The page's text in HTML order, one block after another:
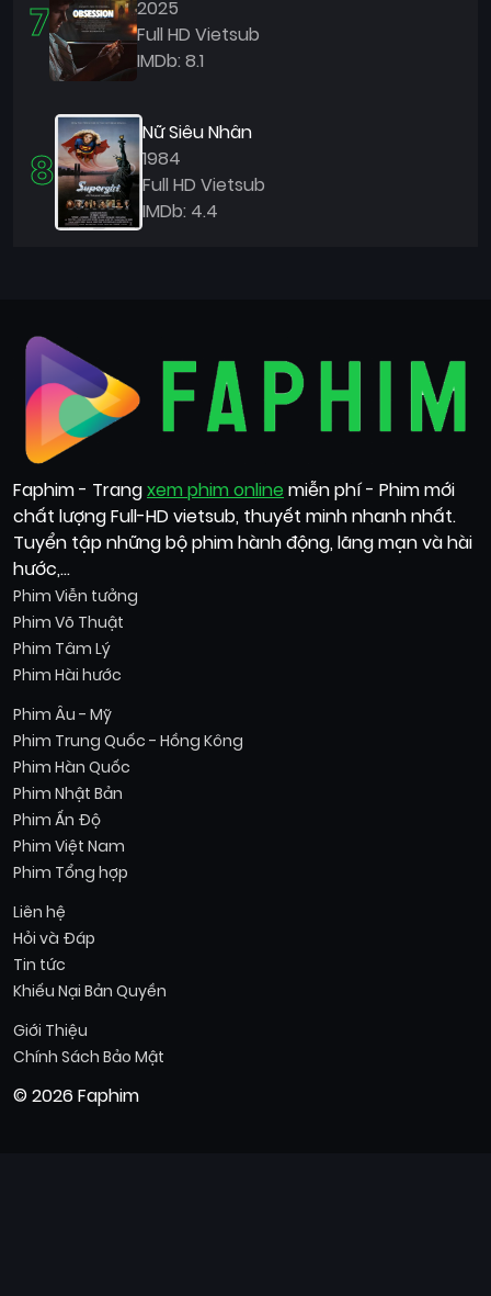
7
2025
Full HD Vietsub
IMDb: 8.1
8
Nữ Siêu Nhân
1984
Full HD Vietsub
IMDb: 4.4
Faphim - Trangxem phim online miễn phí - Phim mới
chất lượng Full-HD vietsub, thuyết minh nhanh nhất.
Tuyển tập những bộ phim hành động, lãng mạn và hài
hước,...
Phim Viễn tưởng
Phim Võ Thuật
Phim Tâm Lý
Phim Hài hước
Phim Âu - Mỹ
Phim Trung Quốc - Hồng Kông
Phim Hàn Quốc
Phim Nhật Bản
Phim Ấn Độ
Phim Việt Nam
Phim Tổng hợp
Liên hệ
Hỏi và Đáp
Tin tức
Khiếu Nại Bản Quyền
Giới Thiệu
Chính Sách Bảo Mật
© 2026 Faphim